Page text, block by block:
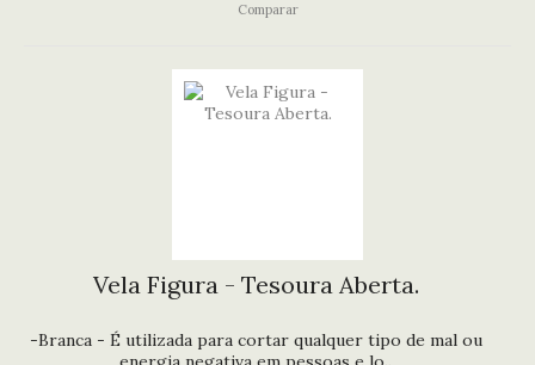
Comparar
Vela Figura - Tesoura Aberta.
-Branca - É utilizada para cortar qualquer tipo de mal ou